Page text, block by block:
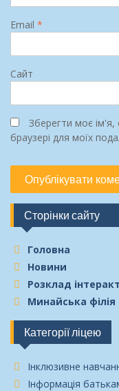
Email *
Сайт
Зберегти моє
браузері для моїх
Сторінки сайту
Головна
Новини
Розклад
Минайська філія
Категорії ліцею
Інклюзивне
Інформація